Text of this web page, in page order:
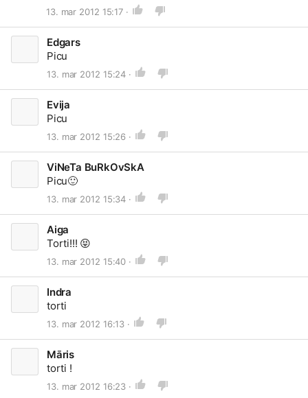
13. mar 2012 15:17 ·
Edgars
Picu
13. mar 2012 15:24 ·
Evija
Picu
13. mar 2012 15:26 ·
ViNeTa BuRkOvSkA
Picu🙂
13. mar 2012 15:34 ·
Aiga
Torti!!! 😝
13. mar 2012 15:40 ·
Indra
torti
13. mar 2012 16:13 ·
Māris
torti !
13. mar 2012 16:23 ·